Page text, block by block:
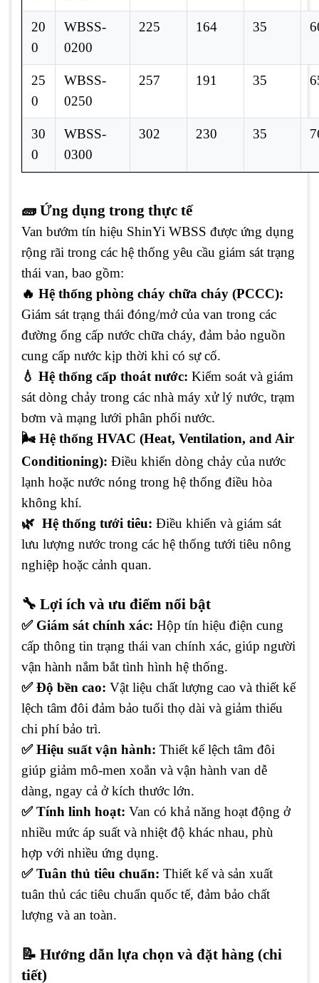
20
0
WBSS-
0200
225 164 35
25
0
WBSS-
0250
257 191 35
30
0
WBSS-
0300
302 230 35
🧱 Ứng dụng trong thực tế
Van bướm tín hiệu ShinYi WBSS được ứng dụng
rộng rãi trong các hệ thống yêu cầu giám sát trạng
thái van, bao gồm:
🔥 Hệ thống phòng cháy chữa cháy (PCCC):
Giám sát trạng thái đóng/mở của van trong các
đường ống cấp nước chữa cháy, đảm bảo nguồn
cung cấp nước kịp thời khi có sự cố.
💧 Hệ thống cấp thoát nước: Kiểm soát và giám
sát dòng chảy trong các nhà máy xử lý nước, trạm
bơm và mạng lưới phân phối nước.
🌬️ Hệ thống HVAC (Heat, Ventilation, and Air
Conditioning): Điều khiển dòng chảy của nước
lạnh hoặc nước nóng trong hệ thống điều hòa
không khí.
🌿 Hệ thống tưới tiêu: Điều khiển và giám sát
lưu lượng nước trong các hệ thống tưới tiêu nông
nghiệp hoặc cảnh quan.
🔧 Lợi ích và ưu điểm nổi bật
✅ Giám sát chính xác: Hộp tín hiệu điện cung
cấp thông tin trạng thái van chính xác, giúp người
vận hành nắm bắt tình hình hệ thống.
✅ Độ bền cao: Vật liệu chất lượng cao và thiết kế
lệch tâm đôi đảm bảo tuổi thọ dài và giảm thiểu
chi phí bảo trì.
✅ Hiệu suất vận hành: Thiết kế lệch tâm đôi
giúp giảm mô-men xoắn và vận hành van dễ
dàng, ngay cả ở kích thước lớn.
✅ Tính linh hoạt: Van có khả năng hoạt động ở
nhiều mức áp suất và nhiệt độ khác nhau, phù
hợp với nhiều ứng dụng.
✅ Tuân thủ tiêu chuẩn: Thiết kế và sản xuất
tuân thủ các tiêu chuẩn quốc tế, đảm bảo chất
lượng và an toàn.
📝 Hướng dẫn lựa chọn và đặt hàng (chi
tiết)